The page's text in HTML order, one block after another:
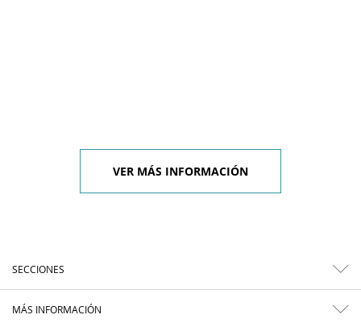
VER MÁS INFORMACIÓN
SECCIONES
MÁS INFORMACIÓN